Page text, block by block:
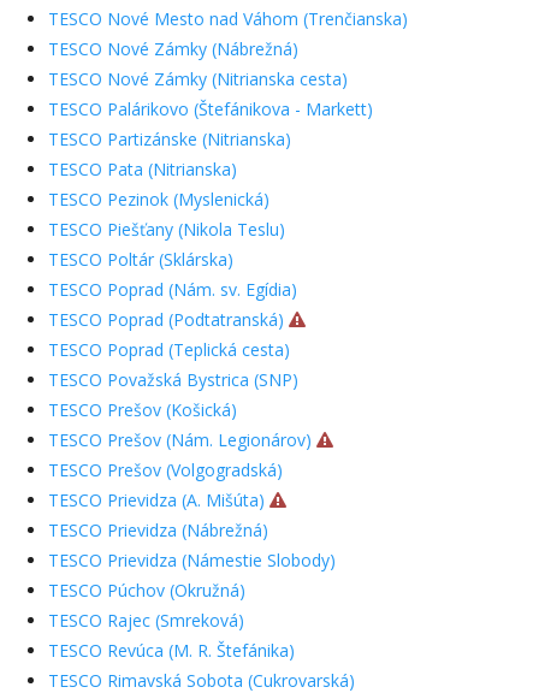
TESCO Nové Mesto nad Váhom (Trenčianska)
TESCO Nové Zámky (Nábrežná)
TESCO Nové Zámky (Nitrianska cesta)
TESCO Palárikovo (Štefánikova - Markett)
TESCO Partizánske (Nitrianska)
TESCO Pata (Nitrianska)
TESCO Pezinok (Myslenická)
TESCO Piešťany (Nikola Teslu)
TESCO Poltár (Sklárska)
TESCO Poprad (Nám. sv. Egídia)
TESCO Poprad (Podtatranská)
TESCO Poprad (Teplická cesta)
TESCO Považská Bystrica (SNP)
TESCO Prešov (Košická)
TESCO Prešov (Nám. Legionárov)
TESCO Prešov (Volgogradská)
TESCO Prievidza (A. Mišúta)
TESCO Prievidza (Nábrežná)
TESCO Prievidza (Námestie Slobody)
TESCO Púchov (Okružná)
TESCO Rajec (Smreková)
TESCO Revúca (M. R. Štefánika)
TESCO Rimavská Sobota (Cukrovarská)